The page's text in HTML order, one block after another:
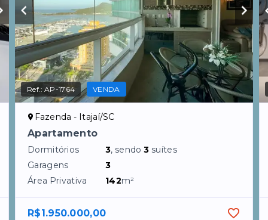
Ref.:AP-1764 VENDA
Fazenda - Itajaí/SC
Apartamento
Dormitórios 3, sendo3 suítes
Garagens
3
Área Privativa
142m²
R$1.950.000,00